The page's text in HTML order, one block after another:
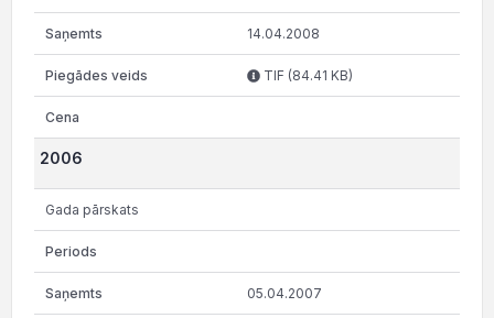
14.04.2008
TIF (84.41 KB)
2006
Gada pārskats
05.04.2007